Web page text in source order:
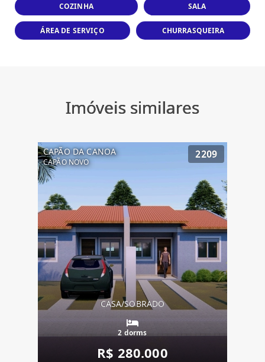
COZINHA SALA
ÁREA DE SERVIÇO CHURRASQUEIRA
Imóveis similares
CAPÃO DA CANOA
CAPÃO NOVO
2209
CASA/SOBRADO
2 dorms
R$ 280.000